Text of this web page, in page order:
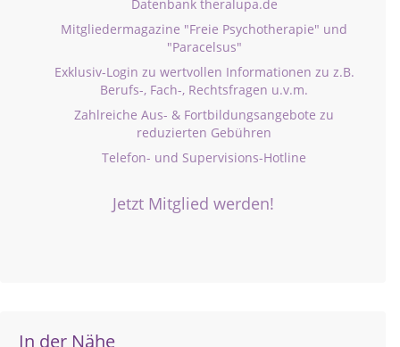
Datenbank theralupa.de
Mitgliedermagazine "Freie Psychotherapie" und
"Paracelsus"
Exklusiv-Login zu wertvollen Informationen zu z.B.
Berufs-, Fach-, Rechtsfragen u.v.m.
Zahlreiche Aus- & Fortbildungsangebote zu
reduzierten Gebühren
Telefon- und Supervisions-Hotline
Jetzt Mitglied werden!
In der Nähe